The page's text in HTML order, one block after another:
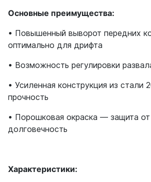
Основные преимущества:
• Повышенный выворот передних
оптимально для дрифта
• Возможность регулировки
• Усиленная конструкция из стали
прочность
• Порошковая окраска — защита от
долговечность
Характеристики: